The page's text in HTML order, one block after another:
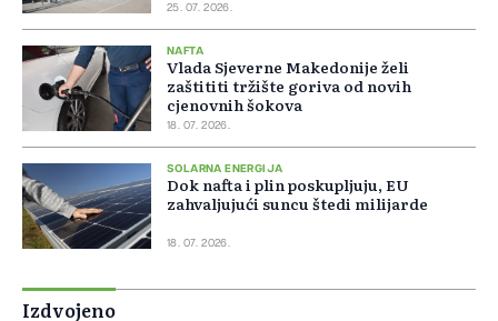
25. 07. 2026.
NAFTA
Vlada Sjeverne Makedonije želi
zaštititi tržište goriva od novih
cjenovnih šokova
18. 07. 2026.
SOLARNA ENERGIJA
Dok nafta i plin poskupljuju, EU
zahvaljujući suncu štedi milijarde
18. 07. 2026.
Izdvojeno